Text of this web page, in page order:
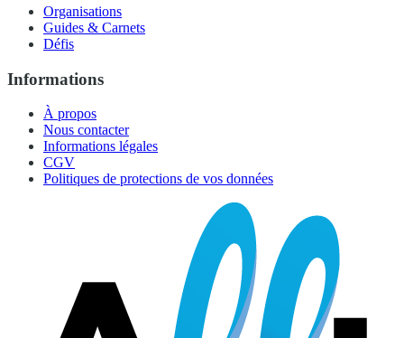
Organisations
Guides & Carnets
Défis
Informations
À propos
Nous contacter
Informations légales
CGV
Politiques de protections de vos données